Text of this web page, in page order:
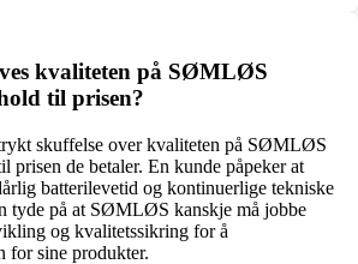
kvaliteten på SØMLØS
til prisen?
skuffelse over kvaliteten på SØMLØS
prisen de betaler. En kunde påpeker at
batterilevetid og kontinuerlige tekniske
tyde på at SØMLØS kanskje må jobbe
og kvalitetssikring for å
for sine produkter.